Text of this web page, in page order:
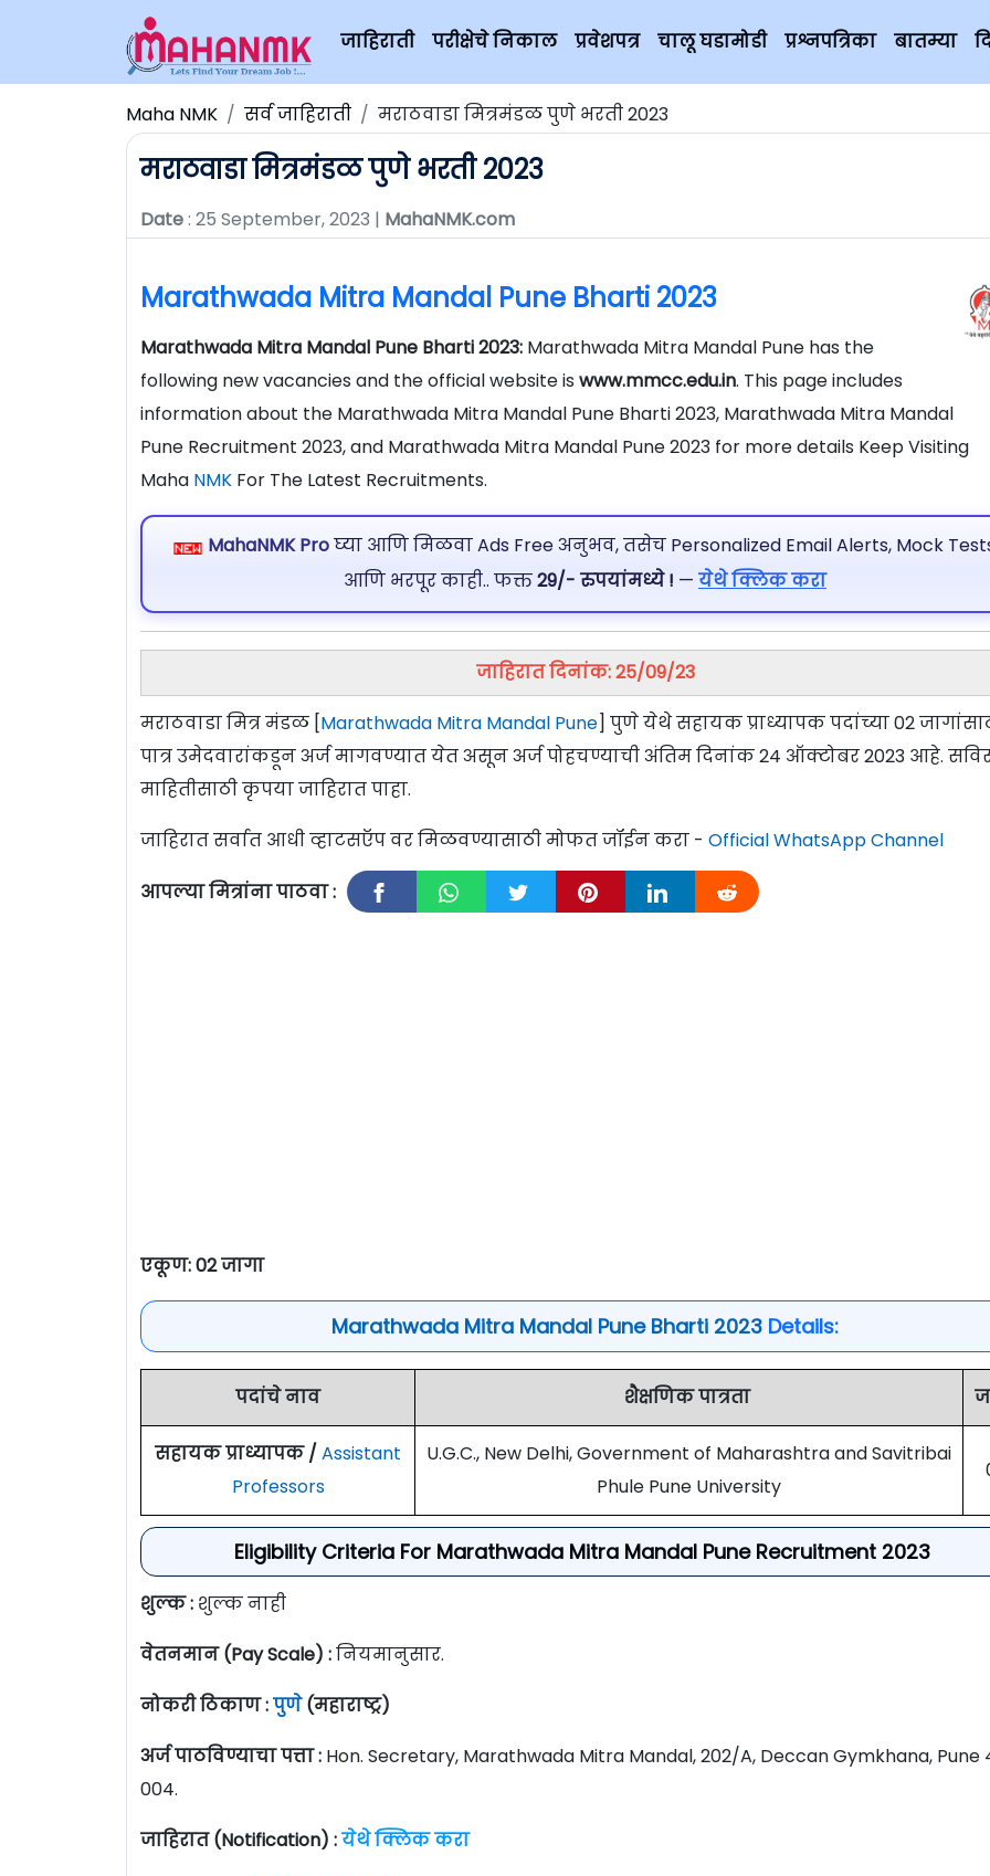
जाहिराती परीक्षेचे निकाल प्रवेशपत्र चालू घडामोडी प्रश्नपत्रिका बातम्या
Maha NMK सर्व जाहिराती मराठवाडा मित्रमंडळ पुणे भरती 2023
मराठवाडा मित्रमंडळ पुणे भरती 2023
Date: 25 September, 2023 | MahaNMK.com
Marathwada Mitra Mandal Pune Bharti 2023
Marathwada Mitra Mandal Pune Bharti 2023: Marathwada Mitra Mandal Pune has the
following new vacancies and the official website is www.mmcc.edu.in. This page includes
information about the Marathwada Mitra Mandal Pune Bharti 2023, Marathwada Mitra Mandal
Pune Recruitment 2023, and Marathwada Mitra Mandal Pune 2023 for more details Keep Visiting
Maha NMK For The Latest Recruitments.
MahaNMK Proघ्या आणि मिळवा Ads Free अनुभव, तसेच Personalized Email Alerts, Mock
आणि भरपूर काही.. फक्त29/- रुपयांमध्ये ! — येथे क्लिक करा
जाहिरात दिनांक: 25/09/23
मराठवाडा मित्र मंडळ [Marathwada Mitra Mandal Pune] पुणे येथे सहायक प्राध्यापक पदांच्या 02
पात्र उमेदवारांकडून अर्ज मागवण्यात येत असून अर्ज पोहचण्याची अंतिम दिनांक 24 ऑक्टोबर 2023 आहे.
माहितीसाठी कृपया जाहिरात पाहा.
जाहिरात सर्वात आधी व्हाटसऍप वर मिळवण्यासाठी मोफत जॉईन करा - Official WhatsApp Channel
आपल्या मित्रांना पाठवा :
एकूण: 02 जागा
Marathwada Mitra Mandal Pune Bharti 2023 Details:
पदांचे नाव शैक्षणिक पात्रता
सहायक प्राध्यापक / Assistant
Professors
U.G.C., New Delhi, Government of Maharashtra and Savitribai
Phule Pune University
Eligibility Criteria For Marathwada Mitra Mandal Pune Recruitment 2023
शुल्क : शुल्क नाही
वेतनमान (Pay Scale) :नियमानुसार.
नोकरी ठिकाण :पुणे(महाराष्ट्र)
अर्ज पाठविण्याचा पत्ता : Hon. Secretary, Marathwada Mitra Mandal, 202/A, Deccan Gymkhana, Pune
004.
जाहिरात (Notification) :येथे क्लिक करा